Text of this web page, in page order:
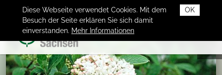
OK
Diese Webseite verwendet Cookies. Mit dem
Besuch der Seite erklären Sie sich damit
einverstanden. Mehr Informationen